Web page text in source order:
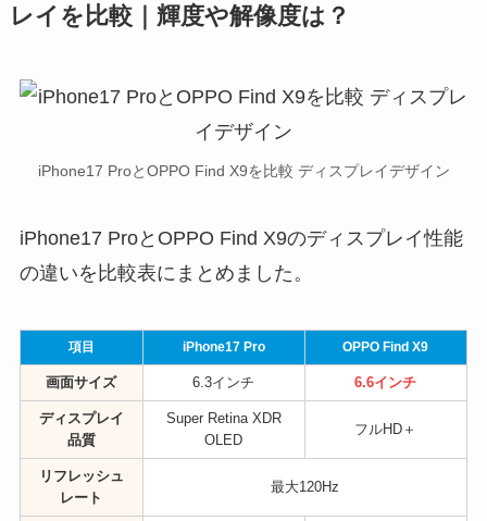
レイを比較｜輝度や解像度は？
iPhone17 ProとOPPO Find X9を比較 ディスプレイデザイン
iPhone17 ProとOPPO Find X9のディスプレイ性能
の違いを比較表にまとめました。
項目 iPhone17 Pro OPPO Find X9
画面サイズ 6.3インチ 6.6インチ
ディスプレイ
品質
Super Retina XDR
OLED
フルHD＋
リフレッシュ
レート
最大120Hz